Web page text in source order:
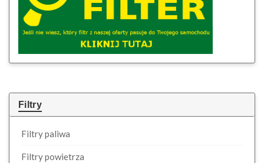
Filtry
Filtry paliwa
Filtry powietrza